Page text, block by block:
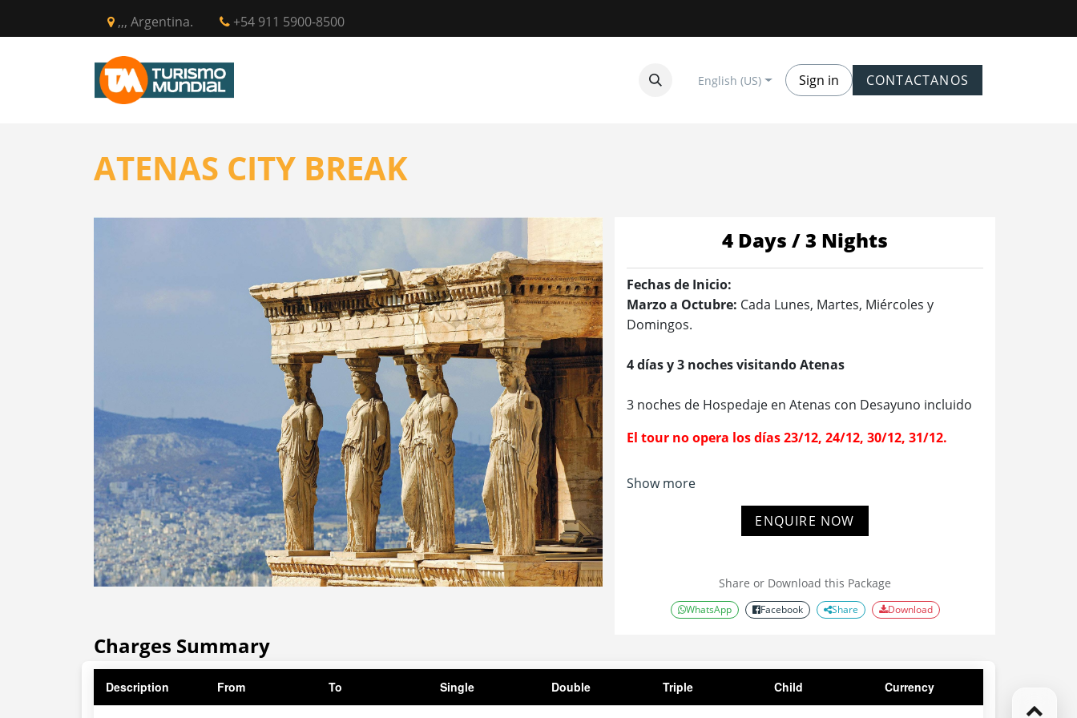
,,, Argentina. +54 911 5900-8500
English (US) Sign in CONTACTANOS
ATENAS CITY BREAK
4 Days / 3 Nights
Fechas de Inicio:
Marzo a Octubre: Cada Lunes, Martes, Miércoles y
Domingos.
4 días y 3 noches visitando Atenas
3 noches de Hospedaje en Atenas con Desayuno incluido
El tour no opera los días 23/12, 24/12, 30/12, 31/12.
Show more
ENQUIRE NOW
Share or Download this Package
WhatsApp Facebook Share Download
Charges Summary
Description From To Single Double Triple Child Currency